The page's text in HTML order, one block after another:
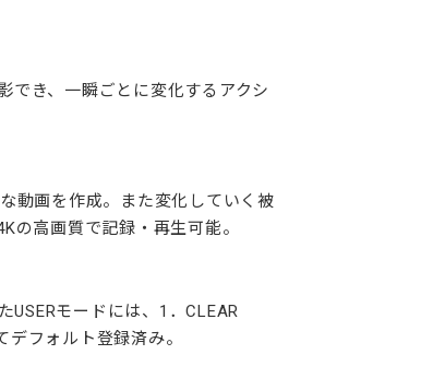
でき、一瞬ごとに変化するアクシ
動画を作成。また変化していく被
高画質で記録・再生可能。
モードには、1．CLEAR
フォルト登録済み。